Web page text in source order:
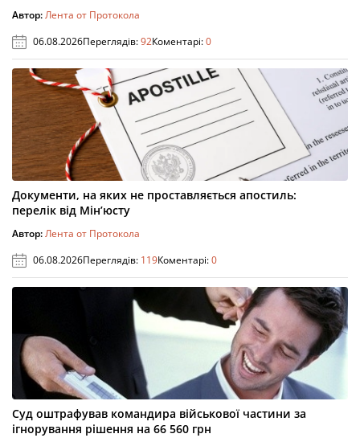
Автор:Лента от Протокола
06.08.2026Переглядів:92Коментарі:0
Документи, на яких не проставляється апостиль:
перелік від Мін’юсту
Автор:Лента от Протокола
06.08.2026Переглядів: 119Коментарі:0
Суд оштрафував командира військової частини за
ігнорування рішення на 66 560 грн